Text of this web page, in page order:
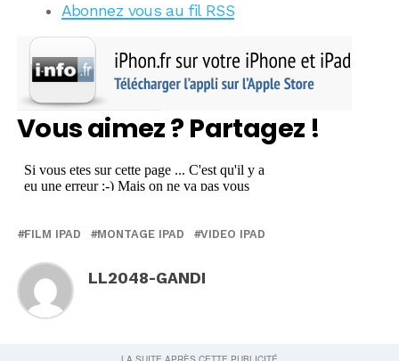
Abonnez vous au fil RSS
Vous aimez ? Partagez !
FILM IPAD MONTAGE IPAD VIDEO IPAD
LL2048-GANDI